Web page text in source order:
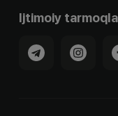
Ijtimoiy